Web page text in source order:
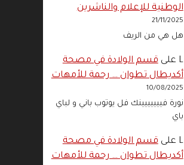
الوطنية للإعلام والناشرين
21/11/2025
هل هي من الريف
L علىقسم الولادة في مصحة
أكديطال تطوان … رحمة للأمهات
10/08/2025
نورة فييييييينك فل يوتوب باني و لباي
باي
L علىقسم الولادة في مصحة
أكديطال تطوان … رحمة للأمهات